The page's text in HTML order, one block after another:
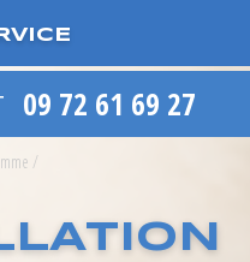
09 72 61 69 27
/